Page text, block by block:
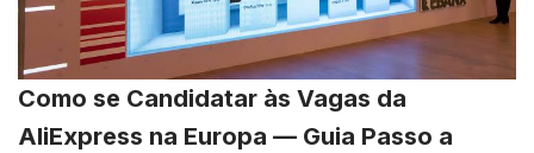
Como se Candidatar às Vagas da
AliExpress na Europa — Guia Passo a